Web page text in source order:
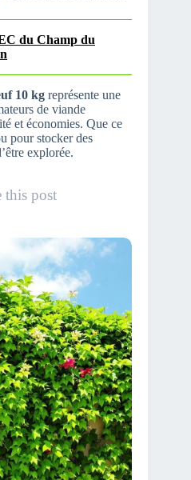
du Champ du
10 kg représente une
de viande
et économies. Que ce
pour stocker des
explorée.
this post